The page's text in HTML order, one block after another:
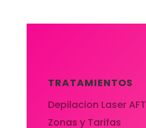
TRATAMIENTOS
Depilacion Laser AFT
Zonas y Tarifas